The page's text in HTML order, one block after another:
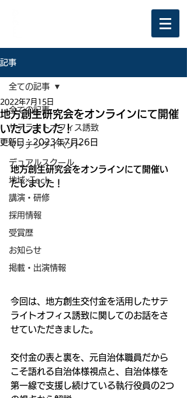
記事
全ての記事
サテライトオフィス誘致
マッチングイベント
デュアルスクール
地域×Tech
講演・研修
採用情報
受賞歴
お知らせ
掲載・出演情報
全ての記事
地方創生研究会をオンラインにて開催
いたしました！
2022年7月15日
更新日：2023年7月26日
地方創生研究会をオンラインにて開催い
たしました！
今回は、地方創生交付金を活用したサテ
ライトオフィス誘致に関してのお話をさ
せていただきました。
交付金の表と裏を、元自治体職員だから
こそ語れる自治体様視点と、自治体様を
第一線で支援し続けている執行役員の2つ